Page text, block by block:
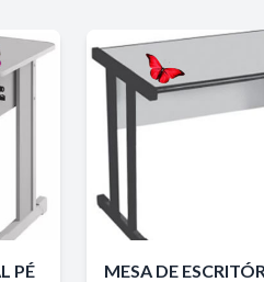
PÉ
MESA DE